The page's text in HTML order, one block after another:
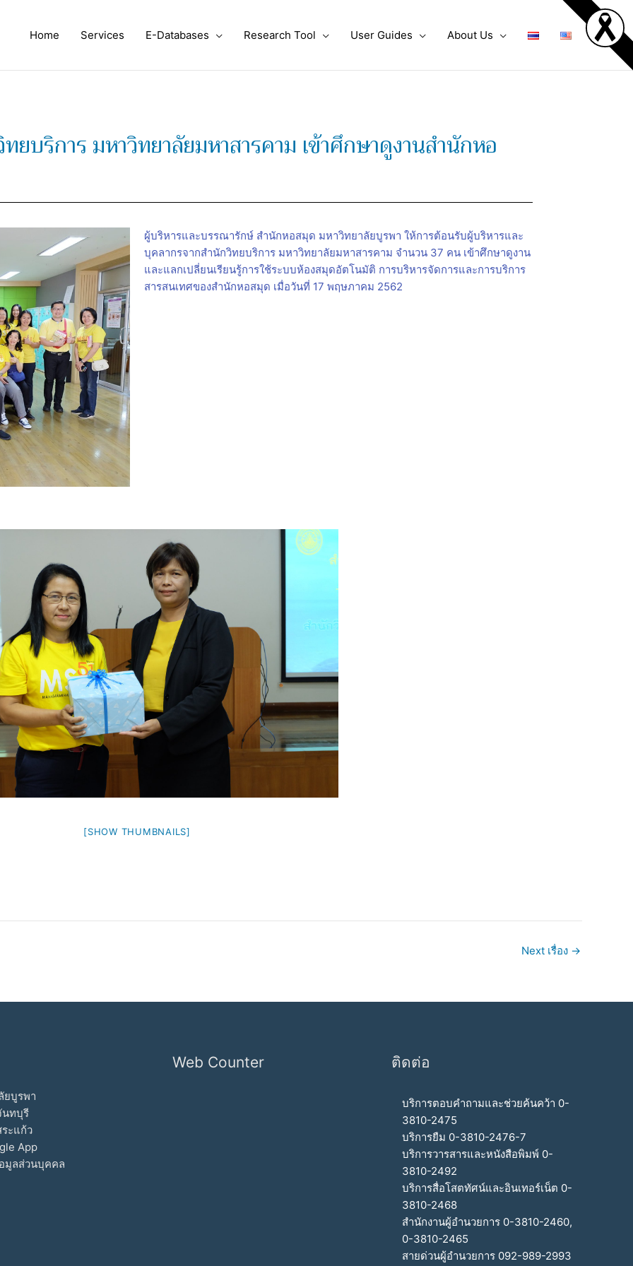
Home Services E-Databases Research Tool User Guides About Us
ยบริการ มหาวิทยาลัยมหาสารคาม เข้าศึกษาดูงานสำนักหอ
ผู้บริหารและบรรณารักษ์ สำนักหอสมุด มหาวิทยาลัยบูรพา ให้การต้อนรับผู้บริหารและ
บุคลากรจากสำนักวิทยบริการ มหาวิทยาลัยมหาสารคาม จำนวน 37 คน เข้าศึกษาดูงาน
และแลกเปลี่ยนเรียนรู้การใช้ระบบห้องสมุดอัตโนมัติ การบริหารจัดการและการบริการ
สารสนเทศของสำนักหอสมุด เมื่อวันที่ 17 พฤษภาคม 2562
[SHOW THUMBNAILS]
Next เรื่อง →
ยบูรพา
นทบุรี
ะแก้ว
App
มูลส่วนบุคคล
Web Counter ติดต่อ
บริการตอบคำถามและช่วยค้นคว้า 0-
3810-2475
บริการยืม 0-3810-2476-7
บริการวารสารและหนังสือพิมพ์ 0-
3810-2492
บริการสื่อโสตทัศน์และอินเทอร์เน็ต 0-
3810-2468
สำนักงานผู้อำนวยการ 0-3810-2460,
0-3810-2465
สายด่วนผู้อำนวยการ 092-989-2993